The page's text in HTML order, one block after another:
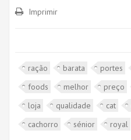
Imprimir
ração barata portes
foods
melhor preço
loja
qualidade cat
cachorro
sénior royal